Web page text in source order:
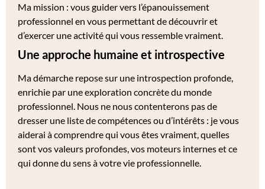
Ma mission : vous guider vers l’épanouissement
professionnel en vous permettant de découvrir et
d’exercer une activité qui vous ressemble vraiment.
Une approche humaine et introspective
Ma démarche repose sur une introspection profonde,
enrichie par une exploration concrète du monde
professionnel. Nous ne nous contenterons pas de
dresser une liste de compétences ou d’intérêts : je vous
aiderai à comprendre qui vous êtes vraiment, quelles
sont vos valeurs profondes, vos moteurs internes et ce
qui donne du sens à votre vie professionnelle.